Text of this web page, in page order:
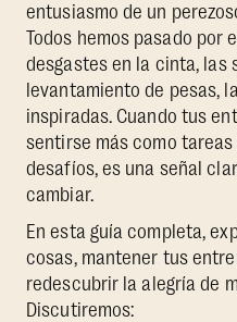
entusiasmo de un
Todos hemos pasado por
desgastes en la cinta, las
levantamiento de pesas,
inspiradas. Cuando tus
sentirse más como
desafíos, es una señal
cambiar.
En esta guía completa,
cosas, mantener tus
redescubrir la alegría de
Discutiremos: